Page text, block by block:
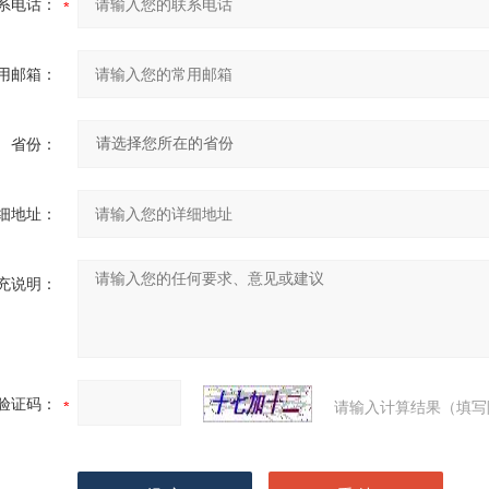
电话：
邮箱：
省份：
地址：
说明：
证码： 请输入计算结果（填